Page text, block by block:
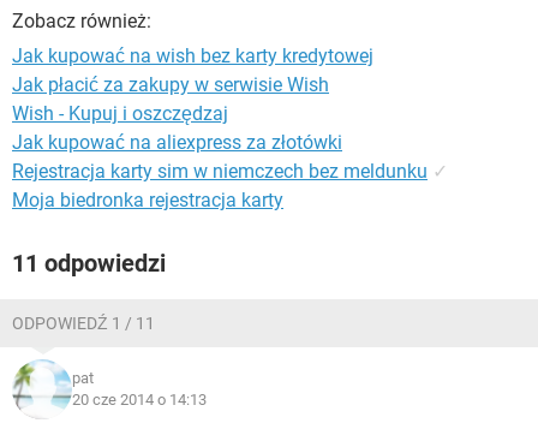
Zobacz również:
Jak kupować na wish bez karty kredytowej
Jak płacić za zakupy w serwisie Wish
Wish - Kupuj i oszczędzaj
Jak kupować na aliexpress za złotówki
Rejestracja karty sim w niemczech bez meldunku ✓
Moja biedronka rejestracja karty
11 odpowiedzi
ODPOWIEDŹ 1 / 11
pat
20 cze 2014 o 14:13